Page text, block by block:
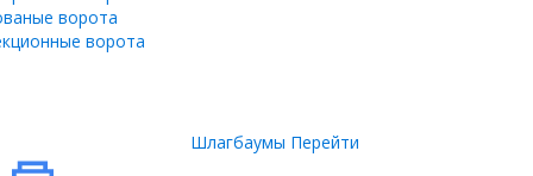
ворота
ворота
Шлагбаумы Перейти